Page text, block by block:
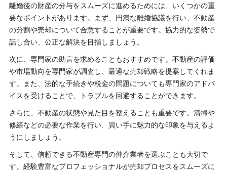
離婚後の財産の分与をスムーズに進めるためには、いくつかの重
要なポイントがあります。まず、円満な離婚協議を行い、不動産
の分割や売却について合意することが重要です。協力的な姿勢で
話し合い、公正な解決を目指しましょう。
次に、専門家の助言を求めることもおすすめです。不動産の評価
や市場動向を専門家が調査し、最適な売却戦略を提案してくれま
す。また、法的な手続きや税金の問題についても専門家のアドバ
イスを受けることで、トラブルを回避することができます。
さらに、不動産の状態や見た目を整えることも重要です。清掃や
修繕などの必要な作業を行い、買い手に魅力的な印象を与えるよ
うにしましょう。
そして、信頼できる不動産専門の仲介業者を選ぶことも大切で
す。経験豊富なプロフェッショナルが売却プロセスをスムーズに